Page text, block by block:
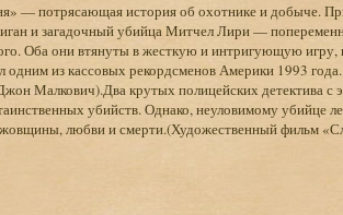
— потрясающая история об охотнике и добыче.
и загадочный убийца Митчел Лири —
Оба они втянуты в жесткую и интригующую
из кассовых рекордсменов Америки 1993 года.
Малкович).Два крутых полицейских детектива
убийств. Однако, неуловимому убийце
любви и смерти.(Художественный фильм